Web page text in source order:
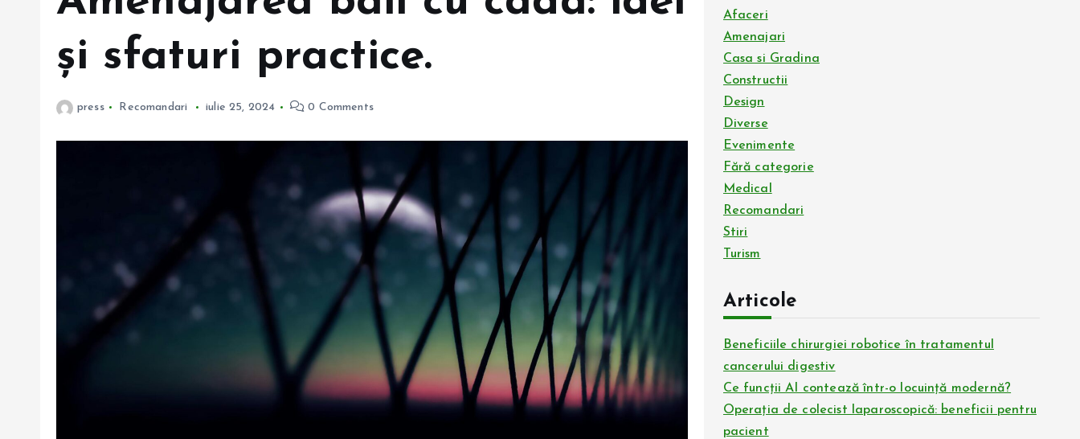
și sfaturi practice.
press Recomandari iulie 25, 2024 0 Comments
Afaceri
Amenajari
Casa si Gradina
Constructii
Design
Diverse
Evenimente
Fără categorie
Medical
Recomandari
Stiri
Turism
Articole
Beneficiile chirurgiei robotice în tratamentul
cancerului digestiv
Ce funcții AI contează într-o locuință modernă?
Operația de colecist laparoscopică: beneficii pentru
pacient